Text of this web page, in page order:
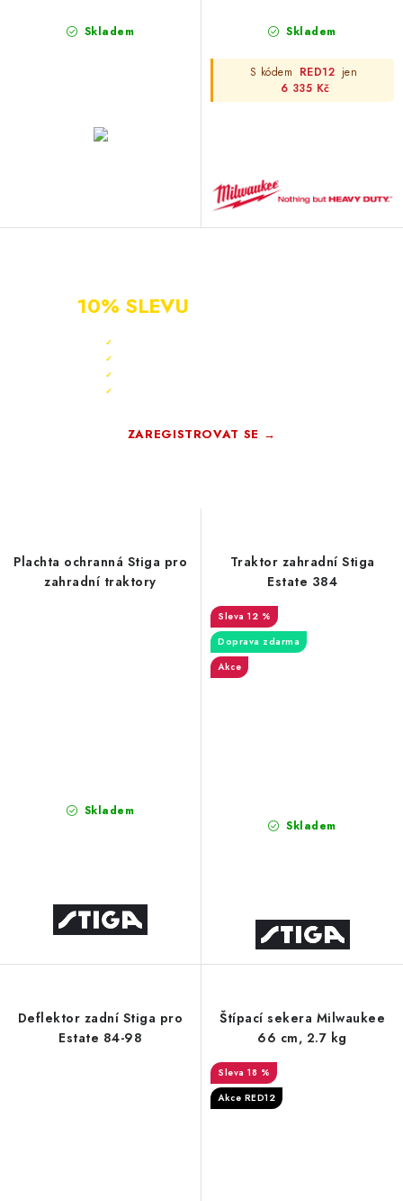
Skladem Skladem
S kódem RED12 jen
6 335 Kč
10% SLEVU
✓
✓
✓
✓
ZAREGISTROVAT SE →
Plachta ochranná Stiga pro
zahradní traktory
Skladem
Traktor zahradní Stiga
Estate 384
12 %
Doprava zdarma
Akce
Skladem
Deflektor zadní Stiga pro
Estate 84-98
Štípací sekera Milwaukee
66 cm, 2.7 kg
18 %
Akce RED12